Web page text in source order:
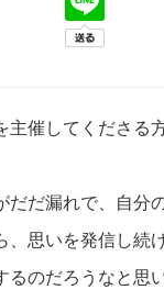
主催してくださる
だだ漏れで、自分
、思いを発信し続
るのだろうなと思